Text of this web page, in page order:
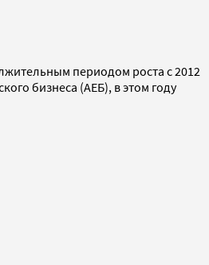
периодом роста с 2012
бизнеса (АЕБ), в этом году